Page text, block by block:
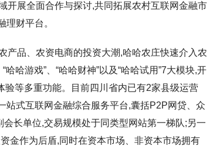
开展全面合作与探讨,共同拓展农村互联网金融市
理财平台。
产品、农资电商的投资大潮,哈哈农庄快速介入农
哈哈游戏”、“哈哈财神”以及“哈哈试用”7大模块,开
等多重功能。目前四川省内已有2家县级运营
式互联网金融综合服务平台,囊括P2P网贷、众
长单位,交易规模处于同类型网站第一梯队;另一
金作为后盾,同时在资本市场、非资本市场拥有